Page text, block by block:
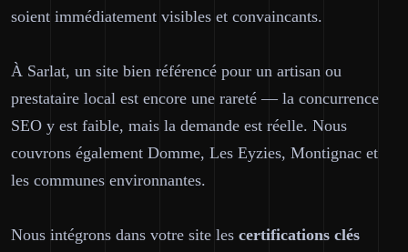
soient immédiatement visibles et convaincants.
À Sarlat, un site bien référencé pour un artisan ou
prestataire local est encore une rareté — la concurrence
SEO y est faible, mais la demande est réelle. Nous
couvrons également Domme, Les Eyzies, Montignac et
les communes environnantes.
Nous intégrons dans votre site les certifications clés